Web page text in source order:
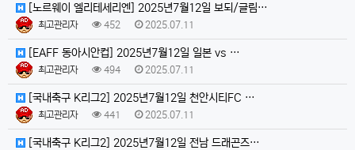
[노르웨이 엘리테세리엔] 2025년7월12일 보되/글림…
최고관리자 452 2025.07.11
[EAFF 동아시안컵] 2025년7월12일 일본 vs …
최고관리자 494 2025.07.11
[국내축구 K리그2] 2025년7월12일 천안시티FC …
최고관리자 441 2025.07.11
[국내축구 K리그2] 2025년7월12일 전남 드래곤즈…